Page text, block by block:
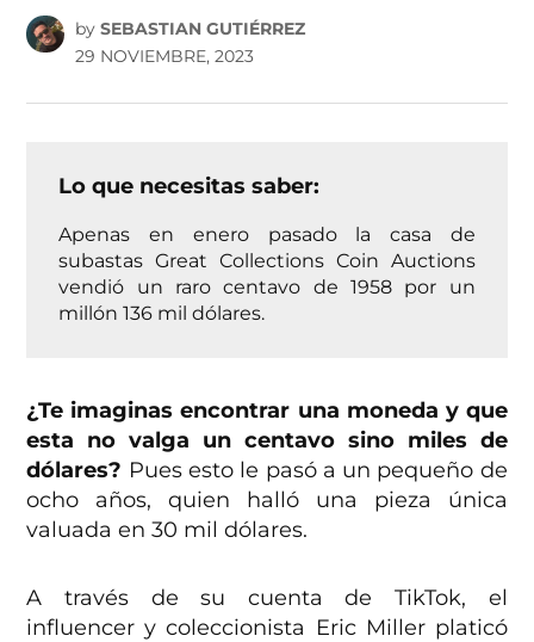
by SEBASTIAN GUTIÉRREZ
29 NOVIEMBRE, 2023
Lo que necesitas saber:
Apenas en enero pasado la casa de
subastas Great Collections Coin Auctions
vendió un raro centavo de 1958 por un
millón 136 mil dólares.
¿Te imaginas encontrar una moneda y que
esta no valga un centavo sino miles de
dólares? Pues esto le pasó a un pequeño de
ocho años, quien halló una pieza única
valuada en 30 mil dólares.
A través de su cuenta de TikTok, el
influencer y coleccionista Eric Miller platicó